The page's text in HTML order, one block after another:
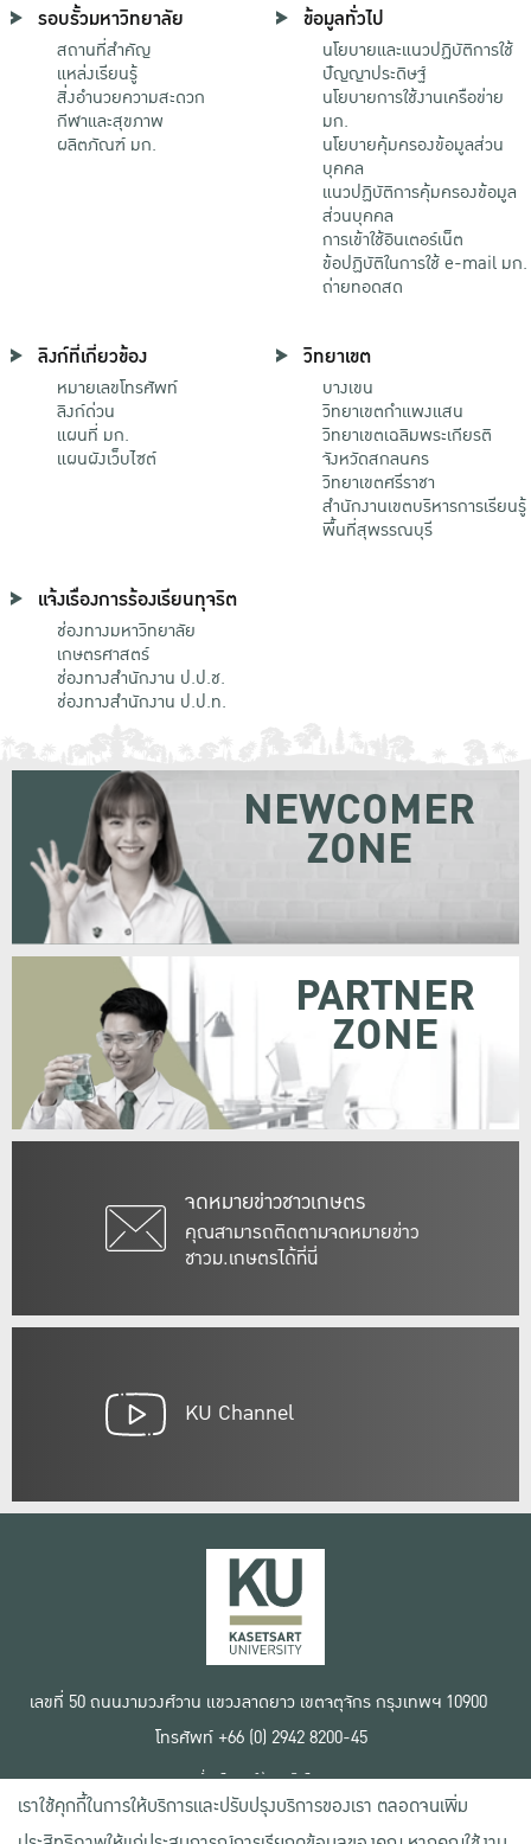
รอบรั้วมหาวิทยาลัย
สถานที่สำคัญ
แหล่งเรียนรู้
สิ่งอำนวยความสะดวก
กีฬาและสุขภาพ
ผลิตภัณฑ์ มก.
ข้อมูลทั่วไป
นโยบายและแนวปฏิบัติการใช้
ปัญญาประดิษฐ์
นโยบายการใช้งานเครือข่าย
มก.
นโยบายคุ้มครองข้อมูลส่วน
บุคคล
แนวปฏิบัติการคุ้มครองข้อมูล
ส่วนบุคคล
การเข้าใช้อินเตอร์เน็ต
ข้อปฏิบัติในการใช้ e-mail มก.
ถ่ายทอดสด
ลิงก์ที่เกี่ยวข้อง
หมายเลขโทรศัพท์
ลิงก์ด่วน
แผนที่ มก.
แผนผังเว็บไซต์
วิทยาเขต
บางเขน
วิทยาเขตกําแพงแสน
วิทยาเขตเฉลิมพระเกียรติ
จังหวัดสกลนคร
วิทยาเขตศรีราชา
สำนักงานเขตบริหารการเรียนรู้
พื้นที่สุพรรณบุรี
แจ้งเรื่องการร้องเรียนทุจริต
ช่องทางมหาวิทยาลัย
เกษตรศาสตร์
ช่องทางสำนักงาน ป.ป.ช.
ช่องทางสำนักงาน ป.ป.ท.
จดหมายข่าวชาวเกษตร
คุณสามารถติดตามจดหมายข่าว
ชาวม.เกษตรได้ที่นี่
NEWCOMER
ZONE
PARTNER
ZONE
KU Channel
เลขที่ 50 ถนนงามวงศ์วาน แขวงลาดยาว เขตจตุจักร กรุงเทพฯ 10900
โทรศัพท์ +66 (0) 2942 8200-45
เงื่อนไขการใช้งานเว็บไซต์
ข้อตกลงด้านสิทธิ์ใช้งาน
นโยบายความเป็นส่วนตัว
เราใช้คุกกี้ในการให้บริการและปรับปรุงบริการของเรา ตลอดจนเพิ่ม